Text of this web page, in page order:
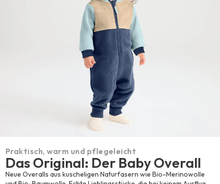
Praktisch, warm und pflegeleicht
Das Original: Der Baby Overall
Neue Overalls aus kuscheligen Naturfasern wie Bio-Merinowolle